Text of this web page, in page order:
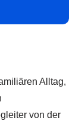
Alltag,
von der